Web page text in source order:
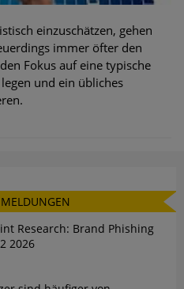
einzuschätzen, gehen
immer öfter den
Fokus auf eine typische
und ein übliches
Research: Brand Phishing
2026